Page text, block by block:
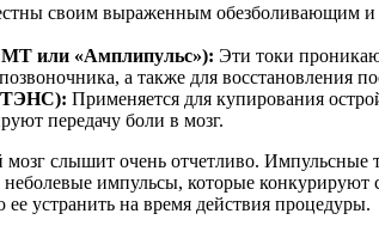
своим выраженным обезболивающим
или «Амплипульс»): Эти токи
а также для восстановления
(ТЭНС): Применяется для купирования
передачу боли в мозг.
мозг слышит очень отчетливо.
импульсы, которые
устранить на время действия процедуры.